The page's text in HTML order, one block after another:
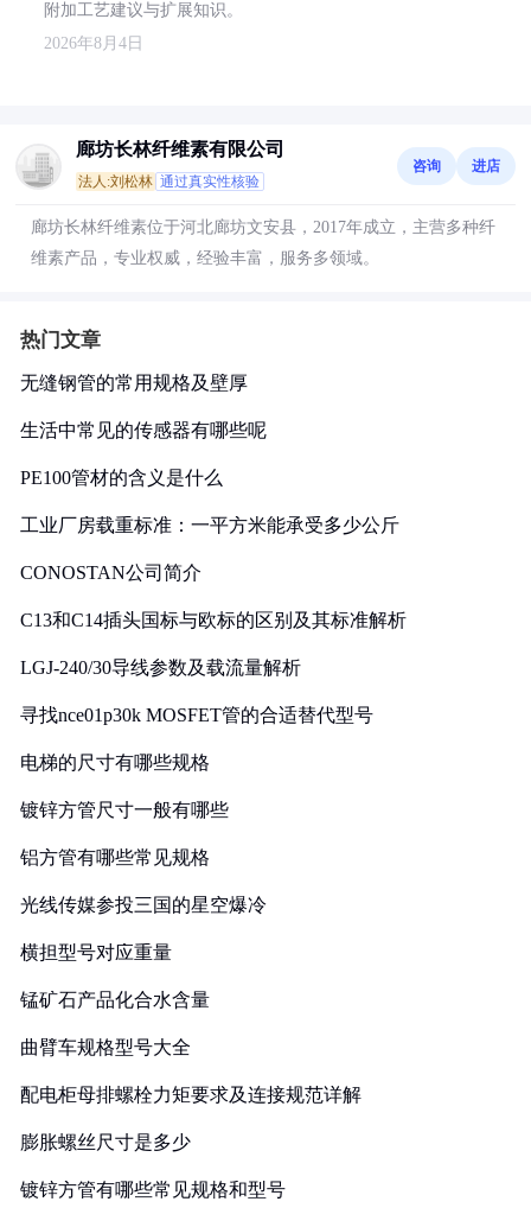
附加工艺建议与扩展知识。
2026年8月4日
廊坊长林纤维素有限公司
法人:刘松林 通过真实性核验
咨询 进店
廊坊长林纤维素位于河北廊坊文安县，2017年成立，主营多种纤
维素产品，专业权威，经验丰富，服务多领域。
热门文章
无缝钢管的常用规格及壁厚
生活中常见的传感器有哪些呢
PE100管材的含义是什么
工业厂房载重标准：一平方米能承受多少公斤
CONOSTAN公司简介
C13和C14插头国标与欧标的区别及其标准解析
LGJ-240/30导线参数及载流量解析
寻找nce01p30k MOSFET管的合适替代型号
电梯的尺寸有哪些规格
镀锌方管尺寸一般有哪些
铝方管有哪些常见规格
光线传媒参投三国的星空爆冷
横担型号对应重量
锰矿石产品化合水含量
曲臂车规格型号大全
配电柜母排螺栓力矩要求及连接规范详解
膨胀螺丝尺寸是多少
镀锌方管有哪些常见规格和型号